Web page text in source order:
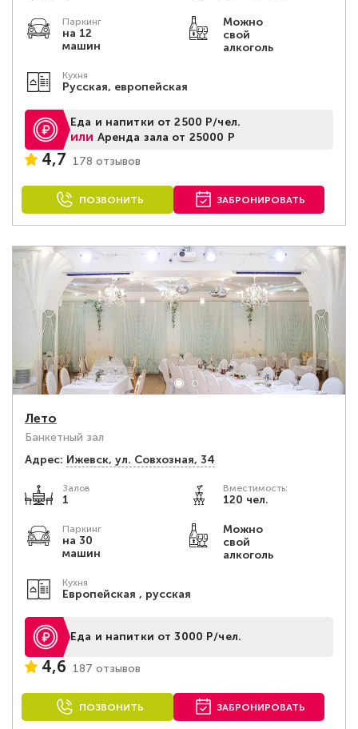
Паркинг
на 12
машин
Можно
свой
алкоголь
Кухня
Русская, европейская
Еда и напитки от 2500 Р/чел.
или Аренда зала от 25000 Р
4,7 178 отзывов
ПОЗВОНИТЬ ЗАБРОНИРОВАТЬ
Лето
Банкетный зал
Адрес: Ижевск, ул. Совхозная, 34
Залов
1
Вместимость:
120 чел.
Паркинг
на 30
машин
Можно
свой
алкоголь
Кухня
Европейская , русская
Еда и напитки от 3000 Р/чел.
4,6 187 отзывов
ПОЗВОНИТЬ ЗАБРОНИРОВАТЬ